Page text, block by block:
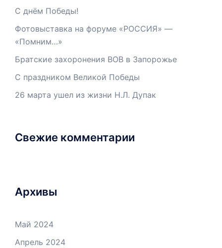
С днём Победы!
Фотовыставка на форуме «РОССИЯ» —
«Помним…»
Братские захоронения ВОВ в Запорожье
С праздником Великой Победы
26 марта ушел из жизни Н.Л. Дупак
Свежие комментарии
Архивы
Май 2024
Апрель 2024